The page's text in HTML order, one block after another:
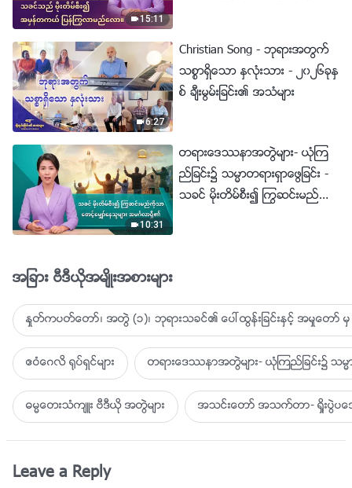
15:11
6:27
Christian Song - ဘုရားအတြက္
သစၥာရွိေသာ ႏွလုံးသား - ၂၀၂၆ခုႏွ
စ္ ခ်ီးမြမ္းျခင္း၏ အသံမ်ား
10:31
တရားေဒႆနာအတြဲမ်ား- ယုံၾက
ည္ျခင္း၌ သမၼာတရားရွာေဖြျခင္း -
သခင္ မိုးတိမ္စီး၍ ႂကြဆင္းမည္ကို
အျခား ဗီဒီယိုအမ်ိဳးအစားမ်ား
ႏႈတ္ကပတ္ေတာ္၊ အတြဲ (၁)၊ ဘုရားသခင္၏ ေပၚထြန္းျခင္းႏွင့္ အမႈေတာ္ မွ
ဧဝံေဂလိ ႐ုပ္ရွင္မ်ား တရားေဒႆနာအတြဲမ်ား- ယုံၾကည္ျခင္း၌ သမၼာတ
ဓမၼေတးသံက်ဴး ဗီဒီယို အတြဲမ်ား အသင္းေတာ္ အသက္တာ- ရႈိးပြဲ
Leave a Reply